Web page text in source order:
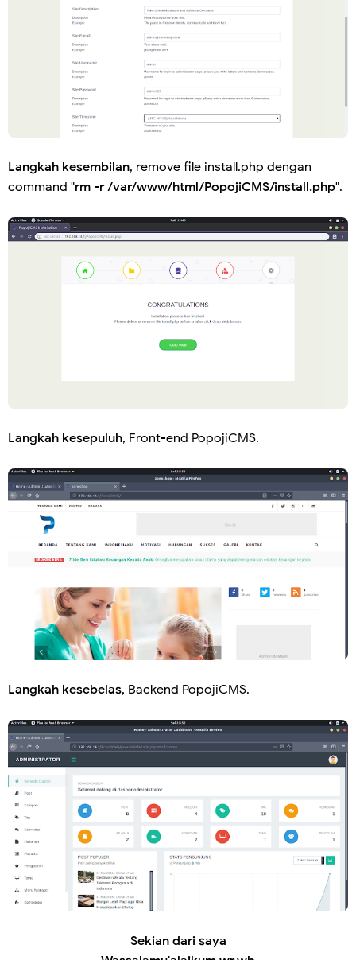
Langkah kesembilan, remove file install.php dengan
command "rm -r /var/www/html/PopojiCMS/install.php".
Langkah kesepuluh, Front-end PopojiCMS.
Langkah kesebelas, Backend PopojiCMS.
Sekian dari saya